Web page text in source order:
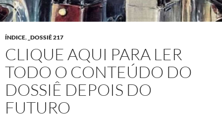
ÍNDICE, _DOSSIÊ 217
CLIQUE AQUI PARA LER
TODO O CONTEÚDO DO
DOSSIÊ DEPOIS DO
FUTURO